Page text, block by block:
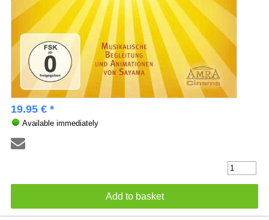
19.95 € *
Available immediately